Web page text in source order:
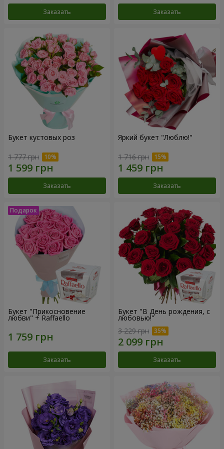
Заказать Заказать
Букет кустовых роз
1 777 грн
Заказать
Яркий букет "Люблю!"
1 716 грн
Заказать
Букет "Прикосновение
любви" + Raffaello
Заказать
Букет "В День рождения, с
любовью!"
3 229 грн
Заказать